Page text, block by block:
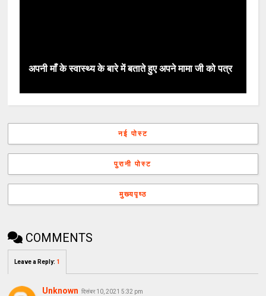
अपनी माँ के स्वास्थ्य के बारे में बताते हुए अपने मामा जी को पत्र
नई पोस्ट
पुरानी पोस्ट
मुख्यपृष्ठ
COMMENTS
Leave a Reply: 1
Unknown दिसंबर 10, 2021 5:32 pm